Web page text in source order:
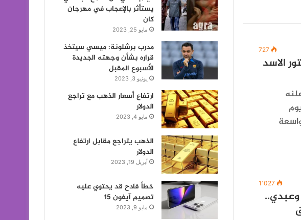
727
الاسد
واسعة
1٬027
وعبدي..
يستأثر بالإعجاب في مهرجان
كان
مايو 25, 2023
مدرب برشلونة: ميسي سيتخذ
قراره بشأن وجهته الجديدة
الأسبوع المقبل
يونيو 3, 2023
ارتفاع أسعار الذهب مع تراجع
الدولار
مايو 4, 2023
الذهب يتراجع مقابل ارتفاع
الدولار
أبريل 19, 2023
خطأ فادح قد يحتوي عليه
تصميم آيفون 15
مايو 9, 2023